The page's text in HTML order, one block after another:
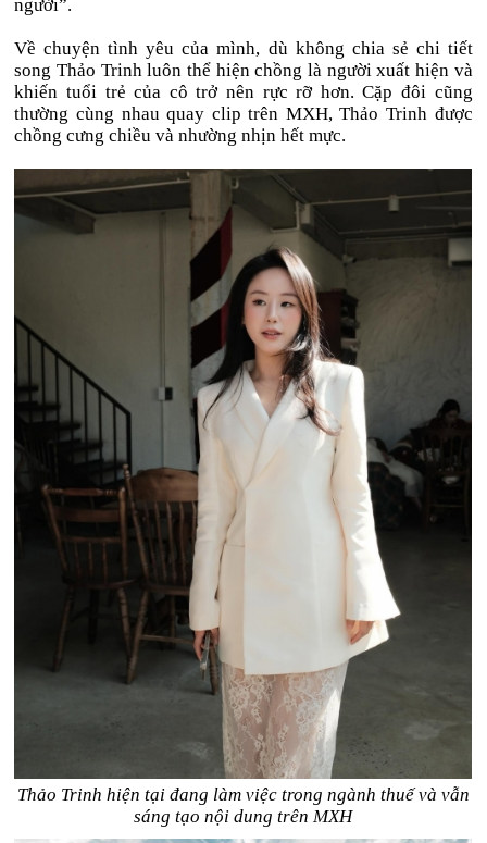
người”.
Về chuyện tình yêu của mình, dù không chia sẻ chi tiết
song Thảo Trinh luôn thể hiện chồng là người xuất hiện và
khiến tuổi trẻ của cô trở nên rực rỡ hơn. Cặp đôi cũng
thường cùng nhau quay clip trên MXH, Thảo Trinh được
chồng cưng chiều và nhường nhịn hết mực.
Thảo Trinh hiện tại đang làm việc trong ngành thuế và vẫn
sáng tạo nội dung trên MXH